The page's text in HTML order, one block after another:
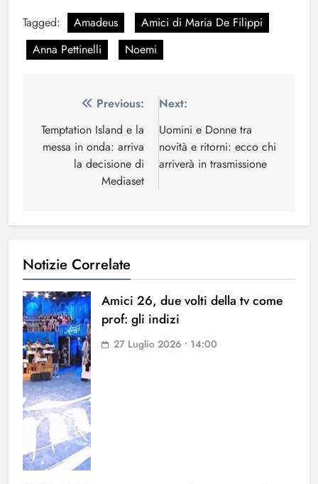
Tagged: Amadeus
Amici di Maria De Filippi
Anna Pettinelli
Noemi
Navigazione
articoli
Previous:
Temptation Island e la
messa in onda: arriva
la decisione di
Mediaset
Next:
Uomini e Donne tra
novità e ritorni: ecco chi
arriverà in trasmissione
Notizie Correlate
Amici 26, due volti della tv come
prof: gli indizi
27 Luglio 2026 • 14:00